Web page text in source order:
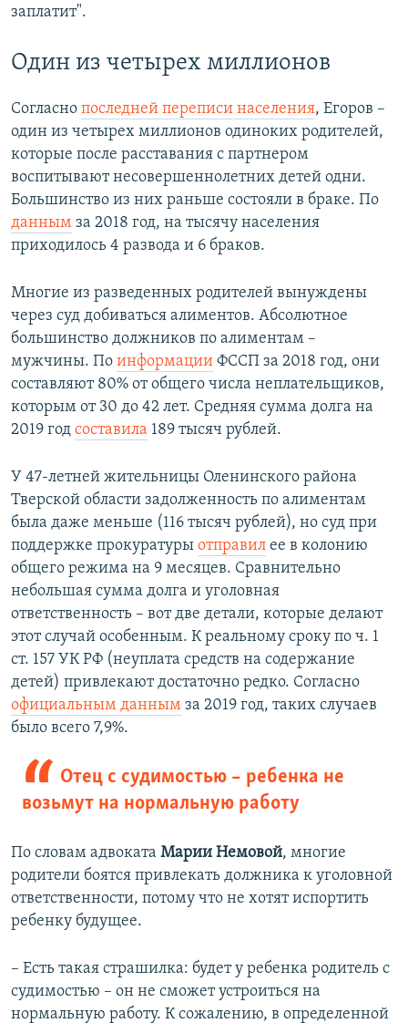
заплатит".
Один из четырех миллионов
Согласно последней переписи населения, Егоров –
один из четырех миллионов одиноких родителей,
которые после расставания с партнером
воспитывают несовершеннолетних детей одни.
Большинство из них раньше состояли в браке. По
данным за 2018 год, на тысячу населения
приходилось 4 развода и 6 браков.
Многие из разведенных родителей вынуждены
через суд добиваться алиментов. Абсолютное
большинство должников по алиментам –
мужчины. По информации ФССП за 2018 год, они
составляют 80% от общего числа неплательщиков,
которым от 30 до 42 лет. Средняя сумма долга на
2019 год составила 189 тысяч рублей.
У 47-летней жительницы Оленинского района
Тверской области задолженность по алиментам
была даже меньше (116 тысяч рублей), но суд при
поддержке прокуратуры отправил ее в колонию
общего режима на 9 месяцев. Сравнительно
небольшая сумма долга и уголовная
ответственность – вот две детали, которые делают
этот случай особенным. К реальному сроку по ч. 1
ст. 157 УК РФ (неуплата средств на содержание
детей) привлекают достаточно редко. Согласно
официальным данным за 2019 год, таких случаев
было всего 7,9%.
Отец с судимостью – ребенка не
возьмут на нормальную работу
По словам адвоката Марии Немовой, многие
родители боятся привлекать должника к уголовной
ответственности, потому что не хотят испортить
ребенку будущее.
– Есть такая страшилка: будет у ребенка родитель с
судимостью – он не сможет устроиться на
нормальную работу. К сожалению, в определенной